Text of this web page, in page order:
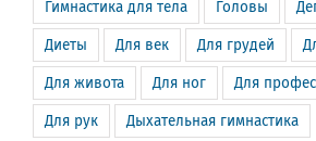
Гимнастика для тела Головы
Диеты Для век Для грудей
Для живота Для ног Для
Для рук Дыхательная гимнастика